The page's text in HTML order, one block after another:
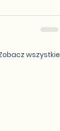
wszystkie